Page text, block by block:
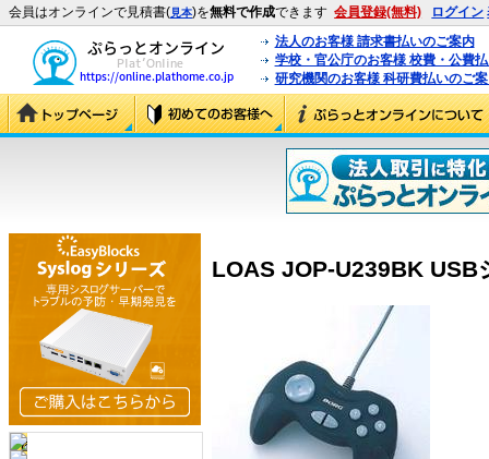
会員はオンラインで見積書(見本)を無料で作成できます 会員登録(無料) ログイン
法人のお客様 請求書払いのご案内
学校・官公庁のお客様 校費・公費
研究機関のお客様 科研費払いのご
LOAS JOP-U239BK